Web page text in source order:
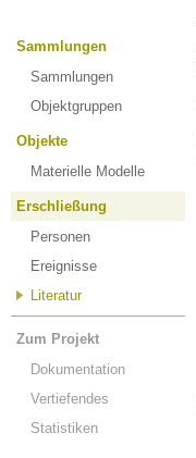
Sammlungen
Sammlungen
Objektgruppen
Objekte
Materielle Modelle
Erschließung
Personen
Ereignisse
Literatur
Zum Projekt
Dokumentation
Vertiefendes
Statistiken